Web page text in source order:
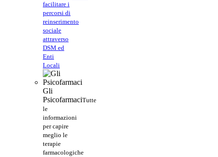
facilitare i
percorsi di
reinserimento
sociale
attraverso
DSM ed
Enti
Locali
Gli
PsicofarmaciTutte
le
informazioni
per capire
meglio le
terapie
farmacologiche